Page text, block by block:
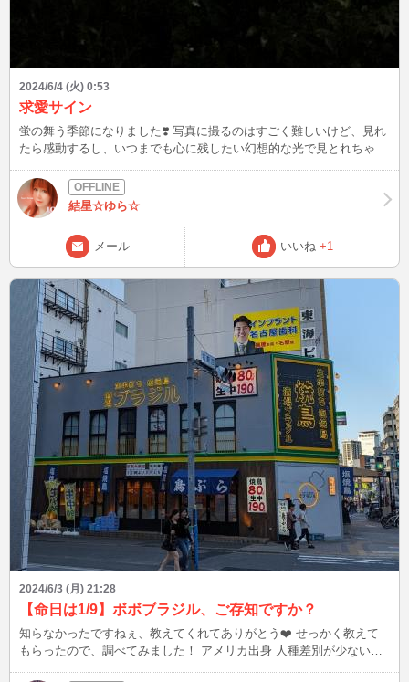
2024/6/4 (火) 0:53
求愛サイン
蛍の舞う季節になりました❣️ 写真に撮るのはすごく難しいけど、見れ
たら感動するし、いつまでも心に残したい幻想的な光で見とれちゃう
い✨🎄✨まだ何回かしかそんな景色を見れたことないけど、思い出す
と胸がいっぱいになるから、あなたにもゆらの心のなかの想い出見せ
たいなぁ💗ふたりで思い出すと胸いっぱいになる想い出も作ろうね
૮₍˶ᵔ ᵕ ᵔ˶₎ა ゆらが季節ネタをブログで書いたりするから、そういえばっ
て、蛍のお話しをメールでくださった方ありがとう～っ❤️普通動物と
かはオスが派手にアピールすること多いけど、蛍はメスのほうがガン
ガン求愛サインするらしくて(笑)、葉っぱの上とかでぴかぴか光りな
がらオスを待って、オスは飛びながら光ってメスの光を頼りに結ばれ
る相手を探すので、その光が幸運を招くとか恋愛成就につながるとい
う意味を持ってるんだって💓和歌とかにも読まれていて、平安時代か
ら恋のお守りのような存在だったり、なかなか見れない貴重な営みだ
から、出会えた=希望への導き、光をもたらすもの、夜明けの明星、
記憶と思い出、みたいな意味も込められてるとか。ロマンチックで素
敵なエピソード( 〃▽〃) ゆらの名前に星がつくから夜明けの明星っ
て、なんかぴったりだし、ゆらもなかなか出会うのが難しいから蛍み
たいだね？って、そこまでレアではないと思うけど…ごめんね(笑)一
年中会えるから、また会いに来てね💗 ゆらは、恥ずかしがりやさん
だから、ストレートな求愛サインとか誘ったりとかうまくできないけ
ど、甘えん坊オーラはめいっぱいだから、せいいっぱい光って、あな
たを待ってるね✨あなたに届いて、あなたの心を照らせたらいいな💓
ゆらを捕まえてo(⁎˃ᴗ˂⁎)o⁺‧•͙‧⁺
結星☆ゆら☆
メール いいね +1
2024/6/3 (月) 21:28
【命日は1/9】ボボブラジル、ご存知ですか？
知らなかったですねぇ、教えてくれてありがとう❤️ せっかく教えて
もらったので、調べてみました！ アメリカ出身 人種差別が少ないブ